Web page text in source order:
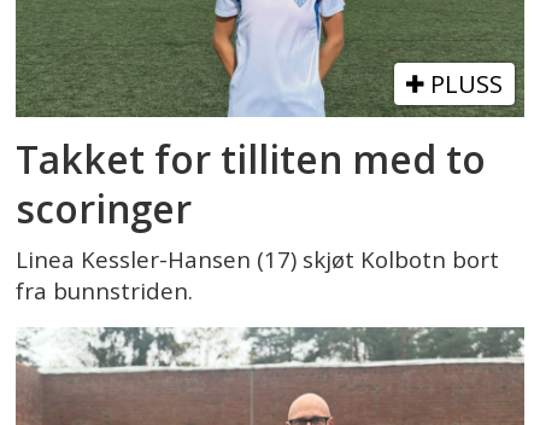
PLUSS
Takket for tilliten med to
scoringer
Linea Kessler-Hansen (17) skjøt Kolbotn bort
fra bunnstriden.